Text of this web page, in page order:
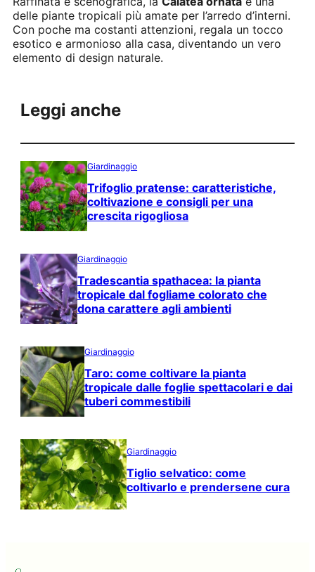
delle piante tropicali più amate per l’arredo d’interni.
Con poche ma costanti attenzioni, regala un tocco
esotico e armonioso alla casa, diventando un vero
elemento di design naturale.
Leggi anche
Giardinaggio
Trifoglio pratense: caratteristiche,
coltivazione e consigli per una
crescita rigogliosa
Giardinaggio
Tradescantia spathacea: la pianta
tropicale dal fogliame colorato che
dona carattere agli ambienti
Giardinaggio
Taro: come coltivare la pianta
tropicale dalle foglie spettacolari e dai
tuberi commestibili
Giardinaggio
Tiglio selvatico: come
coltivarlo e prendersene cura